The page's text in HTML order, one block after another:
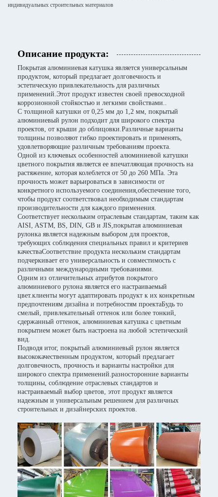
индивидуальных строительных материалов
Описание продукта:
Покрытая алюминиевая катушка является универсальным
продуктом, который предлагает долговечность и
эстетическую привлекательность для различных
применений.Этот продукт известен своей превосходной
коррозионной стойкостью и легкими свойствами..
С толщиной катушки от 0,25 мм до 1,2 мм, покрытый
алюминиевый рулон подходит для широкого спектра
проектов, от крыши до облицовки.Различные варианты
толщины позволяют гибко проектировать и применять,
удовлетворяющие различным требованиям проекта.
Одной из ключевых особенностей алюминиевой катушки
цветного покрытия является ее впечатляющая прочность на
растяжение, которая колеблется от 50 до 260 МПа. Эта
прочность может варьироваться в зависимости от
конкретного используемого соединения,обеспечение того,
чтобы продукт соответствовал необходимым стандартам
производительности для каждого применения.
Соответствует нескольким отраслевым стандартам, таким как
AISI, ASTM, BS, DIN, GB и JIS,покрытая алюминиевая
рулонка является надежным выбором для проектов,
требующих соблюдения специальных правил и критериев
качестваСоответствие продукта нескольким стандартам
подчеркивает его универсальность и совместимость с
различными международными требованиями.
Одним из отличительных атрибутов покрытого
алюминиевого рулона является его настраиваемый
цвет.клиенты могут адаптировать продукт к их конкретным
предпочтениям дизайна и потребностям проектаБудь то
смелый, привлекательный оттенок или более тонкий,
сдержанный оттенок, алюминиевая катушка с цветным
покрытием может быть настроена на любой эстетический
вид.
Подводя итог, покрытый алюминиевый рулон является
высококачественным продуктом, который предлагает
долговечность, прочность и варианты настройки для
широкого спектра применений.разносторонние варианты
толщины, соблюдение отраслевых стандартов и
настраиваемый выбор цветов, этот продукт является
надежным и универсальным решением для различных
строительных и дизайнерских проектов.